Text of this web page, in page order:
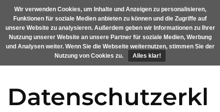
content
MENU
Datenschutzerkl
Wir verwenden Cookies, um Inhalte und Anzeigen zu personalisieren,
Funktionen für soziale Medien anbieten zu können und die Zugriffe auf
unsere Website zu analysieren. Außerdem geben wir Informationen zu Ihrer
Nutzung unserer Website an unsere Partner für soziale Medien, Werbung
und Analysen weiter. Wenn Sie die Webseite weiternutzen, stimmen Sie der
Nutzung von Cookies zu.
Alles klar!